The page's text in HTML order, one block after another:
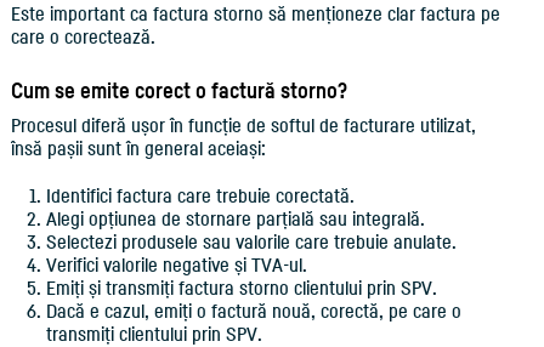
Este important ca factura storno să menționeze clar factura pe
care o corectează.
Cum se emite corect o factură storno?
Procesul diferă ușor în funcție de softul de facturare utilizat,
însă pașii sunt în general aceiași:
Identifici factura care trebuie corectată.
Alegi opțiunea de stornare parțială sau integrală.
Selectezi produsele sau valorile care trebuie anulate.
Verifici valorile negative și TVA-ul.
Emiți și transmiți factura storno clientului prin SPV.
Dacă e cazul, emiți o factură nouă, corectă, pe care o
transmiți clientului prin SPV.